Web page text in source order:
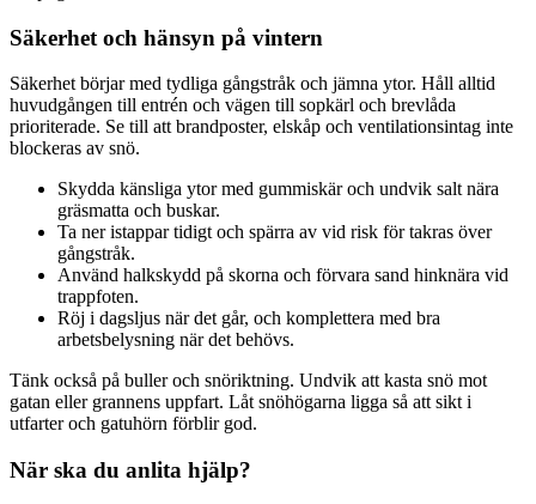
Säkerhet och hänsyn på vintern
Säkerhet börjar med tydliga gångstråk och jämna ytor. Håll alltid
huvudgången till entrén och vägen till sopkärl och brevlåda
prioriterade. Se till att brandposter, elskåp och ventilationsintag inte
blockeras av snö.
Skydda känsliga ytor med gummiskär och undvik salt nära
gräsmatta och buskar.
Ta ner istappar tidigt och spärra av vid risk för takras över
gångstråk.
Använd halkskydd på skorna och förvara sand hinknära vid
trappfoten.
Röj i dagsljus när det går, och komplettera med bra
arbetsbelysning när det behövs.
Tänk också på buller och snöriktning. Undvik att kasta snö mot
gatan eller grannens uppfart. Låt snöhögarna ligga så att sikt i
utfarter och gatuhörn förblir god.
När ska du anlita hjälp?